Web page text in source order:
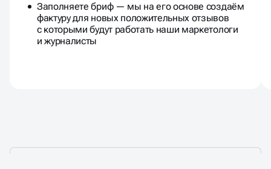
Заполняете бриф — мы на его основе создаём
фактуру для новых положительных отзывов
с которыми будут работать наши маркетологи
и журналисты